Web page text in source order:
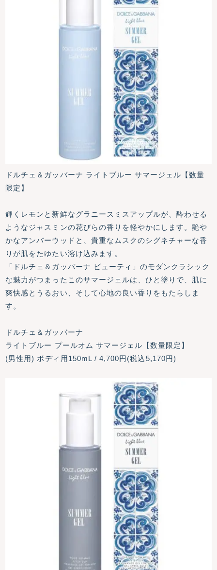
ドルチェ＆ガッバーナ ライトブルー サマージェル【数量
限定】
輝くレモンと新鮮なグラニースミスアップルが、酔わせる
ようなジャスミンの花びらの香りを軽やかにします。艶や
かなアンバーウッドと、貴重なムスクのシグネチャーな香
りが肌をたゆたい溶け込みます。
「ドルチェ＆ガッバーナ ビューティ」のモダンクラシック
な魅力がつまったこのサマージェルは、ひと塗りで、肌に
爽快感とうるおい、そして心地の良い香りをもたらしま
す。
ドルチェ＆ガッバーナ
ライトブルー プールオム サマージェル【数量限定】
(男性用) ボディ用150mL / 4,700円(税込5,170円)